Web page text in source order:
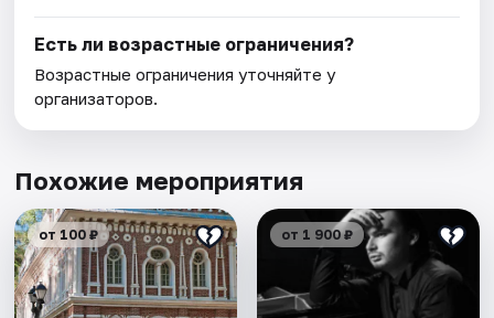
Есть ли возрастные ограничения?
Возрастные ограничения уточняйте у
организаторов.
Похожие мероприятия
от 100 ₽ от 1 900 ₽